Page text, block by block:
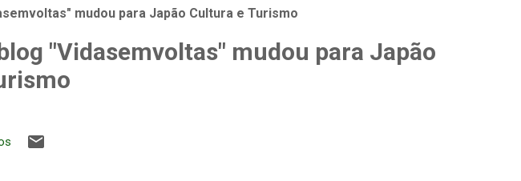
mudou para Japão Cultura e Turismo
"Vidasemvoltas" mudou para Japão